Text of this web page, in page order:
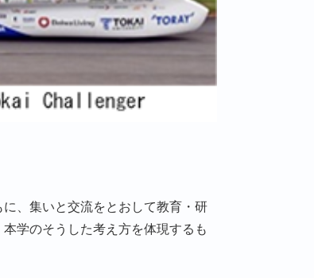
、集いと交流をとおして教育・研
学のそうした考え方を体現するも